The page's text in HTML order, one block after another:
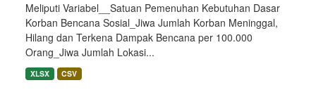
Meliputi Variabel__Satuan Pemenuhan Kebutuhan Dasar
Korban Bencana Sosial_Jiwa Jumlah Korban Meninggal,
Hilang dan Terkena Dampak Bencana per 100.000
Orang_Jiwa Jumlah Lokasi...
XLSX CSV